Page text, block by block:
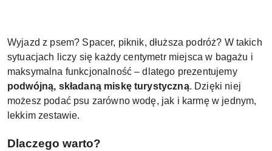
Wyjazd z psem? Spacer, piknik, dłuższa podróż? W takich
sytuacjach liczy się każdy centymetr miejsca w bagażu i
maksymalna funkcjonalność – dlatego prezentujemy
podwójną, składaną miskę turystyczną. Dzięki niej
możesz podać psu zarówno wodę, jak i karmę w jednym,
lekkim zestawie.
Dlaczego warto?